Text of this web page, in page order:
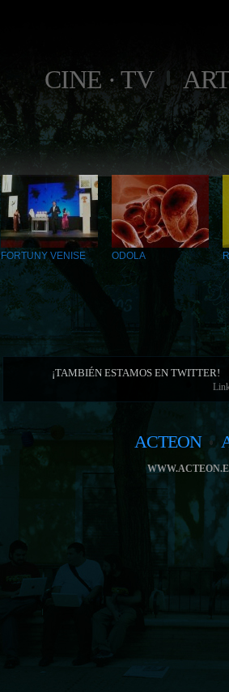
CINE · TV
FORTUNY VENISE ODOLA
¡TAMBIÉN ESTAMOS EN TWITTER!
ACTEON